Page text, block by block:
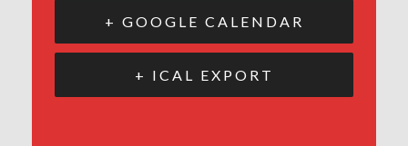
+ GOOGLE CALENDAR
+ ICAL EXPORT